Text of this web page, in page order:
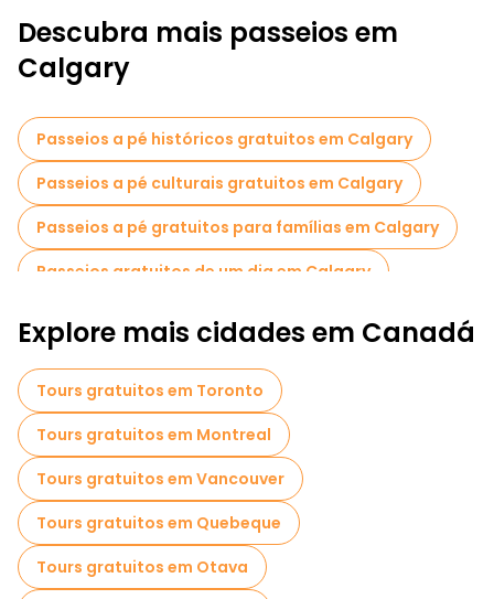
Descubra mais passeios em
Calgary
Passeios a pé históricos gratuitos em Calgary
Passeios a pé culturais gratuitos em Calgary
Passeios a pé gratuitos para famílias em Calgary
Passeios gratuitos de um dia em Calgary
Explore mais cidades em Canadá
Tours gratuitos em Toronto
Tours gratuitos em Montreal
Tours gratuitos em Vancouver
Tours gratuitos em Quebeque
Tours gratuitos em Otava